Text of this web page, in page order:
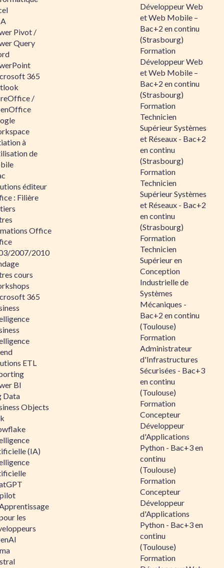
Pivot /
Query
365
/
à
de
éditeur
: Filière
Office
2007/2010
cours
365
ETL
BI
Data
Objects
(IA)
les
Développeur Web
et Web Mobile –
Bac+2 en continu
(Strasbourg)
Formation
Développeur Web
et Web Mobile –
Bac+2 en continu
(Strasbourg)
Formation
Technicien
Supérieur Systèmes
et Réseaux - Bac+2
en continu
(Strasbourg)
Formation
Technicien
Supérieur Systèmes
et Réseaux - Bac+2
en continu
(Strasbourg)
Formation
Technicien
Supérieur en
Conception
Industrielle de
Systèmes
Mécaniques -
Bac+2 en continu
(Toulouse)
Formation
Administrateur
d'Infrastructures
Sécurisées - Bac+3
en continu
(Toulouse)
Formation
Concepteur
Développeur
d'Applications
Python - Bac+3 en
continu
(Toulouse)
Formation
Concepteur
Développeur
d'Applications
Python - Bac+3 en
continu
(Toulouse)
Formation